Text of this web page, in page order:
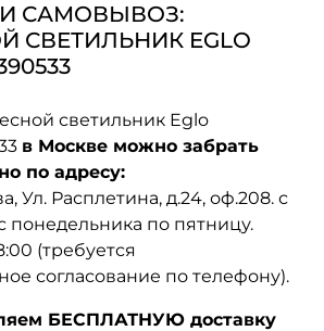
САМОВЫВОЗ:
СВЕТИЛЬНИК EGLO
светильник Eglo
в Москве можно забрать
по адресу:
Ул. Расплетина, д.24, оф.208. с
понедельника по пятницу.
(требуется
согласование по телефону).
БЕСПЛАТНУЮ доставку